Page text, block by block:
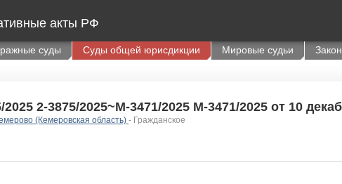
акты РФ
суды Суды общей юрисдикции Мировые судьи
2-3875/2025~М-3471/2025 М-3471/2025 от 10
(Кемеровская область) - Гражданское